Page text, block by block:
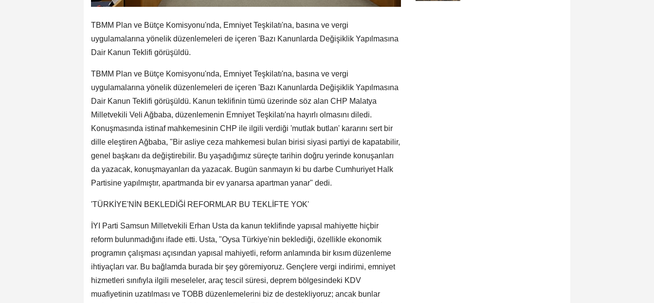
TBMM Plan ve Bütçe Komisyonu'nda, Emniyet Teşkilatı'na, basına ve vergi
uygulamalarına yönelik düzenlemeleri de içeren 'Bazı Kanunlarda Değişiklik Yapılmasına
Dair Kanun Teklifi görüşüldü.
TBMM Plan ve Bütçe Komisyonu'nda, Emniyet Teşkilatı'na, basına ve vergi
uygulamalarına yönelik düzenlemeleri de içeren 'Bazı Kanunlarda Değişiklik Yapılmasına
Dair Kanun Teklifi görüşüldü. Kanun teklifinin tümü üzerinde söz alan CHP Malatya
Milletvekili Veli Ağbaba, düzenlemenin Emniyet Teşkilatı'na hayırlı olmasını diledi.
Konuşmasında istinaf mahkemesinin CHP ile ilgili verdiği 'mutlak butlan' kararını sert bir
dille eleştiren Ağbaba, "Bir asliye ceza mahkemesi bulan birisi siyasi partiyi de kapatabilir,
genel başkanı da değiştirebilir. Bu yaşadığımız süreçte tarihin doğru yerinde konuşanları
da yazacak, konuşmayanları da yazacak. Bugün sanmayın ki bu darbe Cumhuriyet Halk
Partisine yapılmıştır, apartmanda bir ev yanarsa apartman yanar" dedi.
'TÜRKİYE'NİN BEKLEDİĞİ REFORMLAR BU TEKLİFTE YOK'
İYI Parti Samsun Milletvekili Erhan Usta da kanun teklifinde yapısal mahiyette hiçbir
reform bulunmadığını ifade etti. Usta, "Oysa Türkiye'nin beklediği, özellikle ekonomik
programın çalışması açısından yapısal mahiyetli, reform anlamında bir kısım düzenleme
ihtiyaçları var. Bu bağlamda burada bir şey göremiyoruz. Gençlere vergi indirimi, emniyet
hizmetleri sınıfıyla ilgili meseleler, araç tescil süresi, deprem bölgesindeki KDV
muafiyetinin uzatılması ve TOBB düzenlemelerini biz de destekliyoruz; ancak bunlar